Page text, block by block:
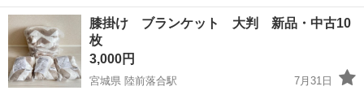
3wayタイプ 子…
奈良 香芝市 香芝駅 家庭用品 ブランケット
膝掛け ブランケット 大判 新品・中古10
枚
3,000円
宮城県 陸前落合駅
7月31日